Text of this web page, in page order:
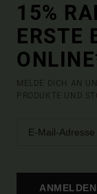
15%
ERSTE
MELDE DICH AN
PRODUKTE UND
ANMELDEN